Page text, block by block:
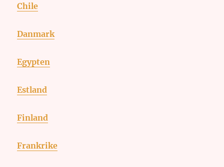
Chile
Danmark
Egypten
Estland
Finland
Frankrike